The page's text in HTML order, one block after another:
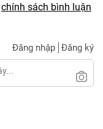
chính sách bình luận
Đăng nhập Đăng ký